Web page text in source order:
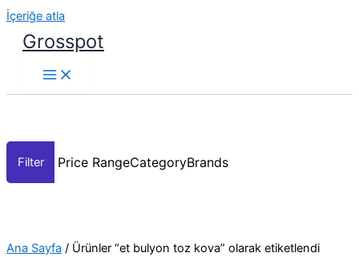
İçeriğe atla
Grosspot
Price RangeCategoryBrands
Ana Sayfa / Ürünler “et bulyon toz kova” olarak etiketlendi